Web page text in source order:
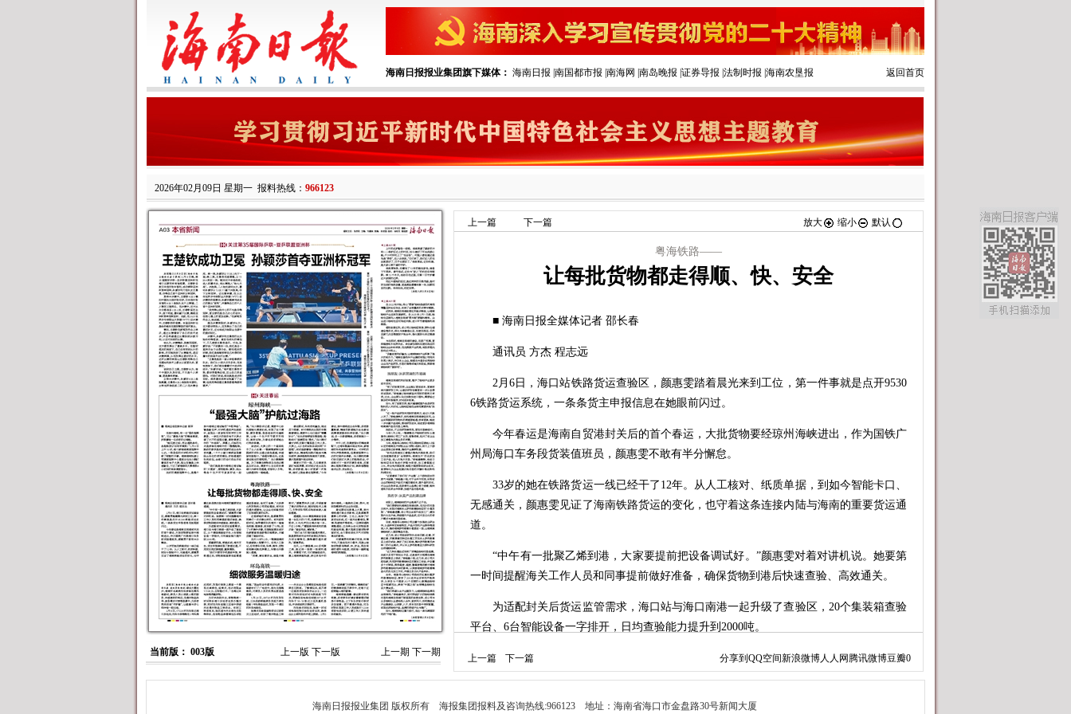
海南日报报业集团旗下媒体： 海南日报 南国都市报 南海网 南岛晚报 证券导报 法制时报 海南农垦报 返回首页
2026年02月09日 星期一 报料热线： 966123
当前版： 003版 上一版 下一版 上一期 下一期
上一篇 下一篇 放大 缩小 默认
粤海铁路——
让每批货物都走得顺、快、安全
■ 海南日报全媒体记者 邵长春
通讯员 方杰 程志远
2月6日，海口站铁路货运查验区，颜惠雯踏着晨光来到工位，第一件事就是点开9530
6铁路货运系统，一条条货主申报信息在她眼前闪过。
今年春运是海南自贸港封关后的首个春运，大批货物要经琼州海峡进出，作为国铁广
州局海口车务段货装值班员，颜惠雯不敢有半分懈怠。
33岁的她在铁路货运一线已经干了12年。从人工核对、纸质单据，到如今智能卡口、
无感通关，颜惠雯见证了海南铁路货运的变化，也守着这条连接内陆与海南的重要货运通
道。
“中午有一批聚乙烯到港，大家要提前把设备调试好。”颜惠雯对着对讲机说。她要第
一时间提醒海关工作人员和同事提前做好准备，确保货物到港后快速查验、高效通关。
为适配封关后货运监管需求，海口站与海口南港一起升级了查验区，20个集装箱查验
平台、6台智能设备一字排开，日均查验能力提升到2000吨。
更重要的是，铁路系统、海关平台、货主申报端实现了数据互通，不用货主再反复跑
腿、重复填报。
“我们只要用手机提前申报，审核通过后，货物就能直接走监管通道进场查验，省时
上一篇 下一篇 分享到 QQ空间新浪微博人人网 腾讯微博豆瓣0